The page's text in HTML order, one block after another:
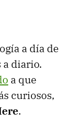
a día de
a diario.
a que
curiosos,
.